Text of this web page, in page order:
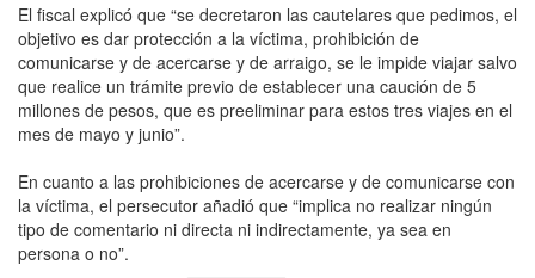
El fiscal explicó que “se decretaron las cautelares que pedimos, el
objetivo es dar protección a la víctima, prohibición de
comunicarse y de acercarse y de arraigo, se le impide viajar salvo
que realice un trámite previo de establecer una caución de 5
millones de pesos, que es preeliminar para estos tres viajes en el
mes de mayo y junio”.
En cuanto a las prohibiciones de acercarse y de comunicarse con
la víctima, el persecutor añadió que “implica no realizar ningún
tipo de comentario ni directa ni indirectamente, ya sea en
persona o no”.